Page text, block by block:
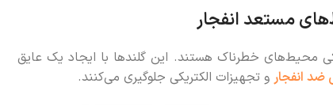
مستعد انفجار
محیط‌های خطرناک هستند. این گلندها با ایجاد یک عایق
ضد انفجار و تجهیزات الکتریکی جلوگیری می‌کنند.